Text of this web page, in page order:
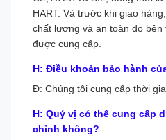
HART. Và trước khi giao
chất lượng và an toàn do
được cung cấp.
H: Điều khoản bảo hành
Đ: Chúng tôi cung cấp thời
H: Quý vị có thể cung cấp
chỉnh không?